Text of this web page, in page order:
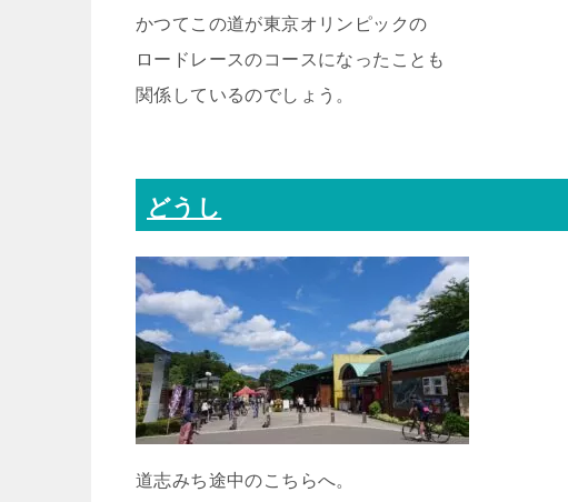
かつてこの道が東京オリンピックの
ロードレースのコースになったことも
関係しているのでしょう。
どうし
道志みち途中のこちらへ。